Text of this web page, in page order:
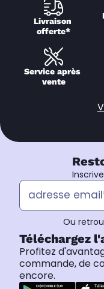
Livraison
offerte*
Service après
vente
Ou
Téléchargez
Profitez
commande, de
encore.